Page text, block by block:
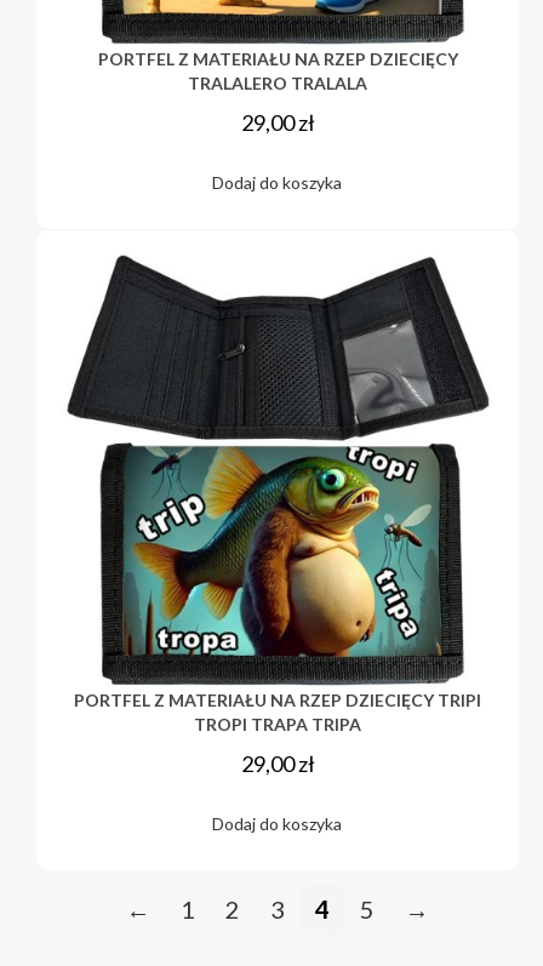
PORTFEL Z MATERIAŁU NA RZEP DZIECIĘCY
TRALALERO TRALALA
29,00zł
Dodaj do koszyka
PORTFEL Z MATERIAŁU NA RZEP DZIECIĘCY TRIPI
TROPI TRAPA TRIPA
29,00zł
Dodaj do koszyka
← 1 2 3 4 5 →